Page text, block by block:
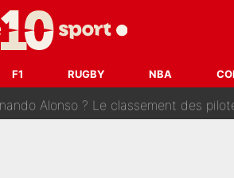
F1 RUGBY NBA
semaines après son départ, l'ancien
Zidane, c'est au tour de son